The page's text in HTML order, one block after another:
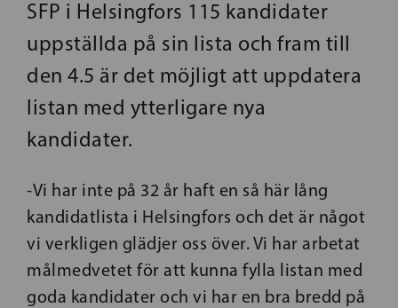
SFP i Helsingfors 115 kandidater
uppställda på sin lista och fram till
den 4.5 är det möjligt att uppdatera
listan med ytterligare nya
kandidater.
-Vi har inte på 32 år haft en så här lång
kandidatlista i Helsingfors och det är något
vi verkligen glädjer oss över. Vi har arbetat
målmedvetet för att kunna fylla listan med
goda kandidater och vi har en bra bredd på